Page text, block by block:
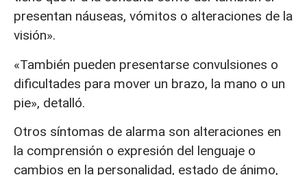
presentan náuseas, vómitos o alteraciones de la
visión».
«También pueden presentarse convulsiones o
dificultades para mover un brazo, la mano o un
pie», detalló.
Otros síntomas de alarma son alteraciones en
la comprensión o expresión del lenguaje o
cambios en la personalidad, estado de ánimo,